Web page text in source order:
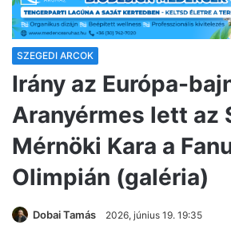
SZEGEDI ARCOK
Irány az Európa-
Aranyérmes lett az
Mérnöki Kara a
Olimpián (galéria)
Dobai Tamás 2026, június 19. 19:35